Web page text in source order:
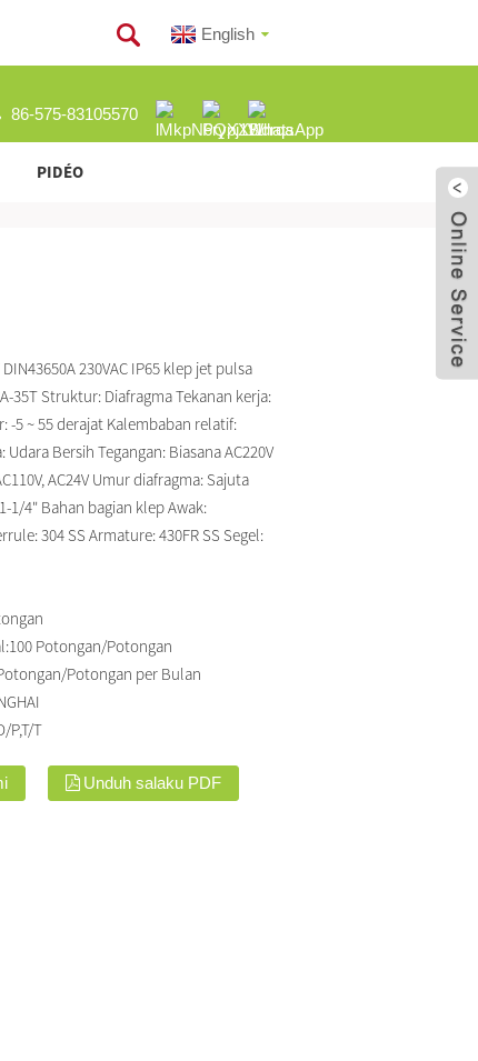
English
86-575-83105570
PIDÉO
230VAC IP65 klep jet pulsa
35T Struktur: Diafragma Tekanan kerja:
-5 ~ 55 derajat Kalembaban relatif:
Bersih Tegangan: Biasana AC220V
AC24V Umur diafragma: Sajuta
1/4" Bahan bagian klep Awak:
304 SS Armature: 430FR SS Segel:
100 Potongan/Potongan
Potongan per Bulan
P,T/T
Unduh salaku PDF